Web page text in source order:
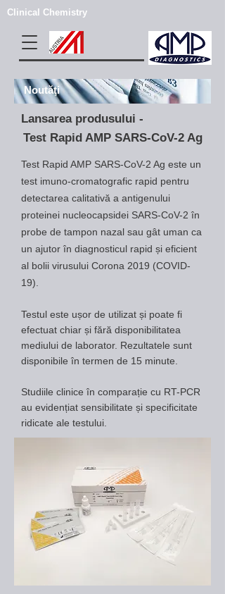
Clinical Chemistry
Lansarea produsului -
Test Rapid AMP SARS-CoV-2 Ag
Test Rapid AMP SARS-CoV-2 Ag este un
test imuno-cromatografic rapid pentru
detectarea calitativă a antigenului
proteinei nucleocapsidei SARS-CoV-2 în
probe de tampon nazal sau gât uman ca
un ajutor în diagnosticul rapid și eficient
al bolii virusului Corona 2019 (COVID-
19).
Testul este ușor de utilizat și poate fi
efectuat chiar și fără disponibilitatea
mediului de laborator. Rezultatele sunt
disponibile în termen de 15 minute.
Studiile clinice în comparație cu RT-PCR
au evidențiat sensibilitate și specificitate
ridicate ale testului.
Noutăţi